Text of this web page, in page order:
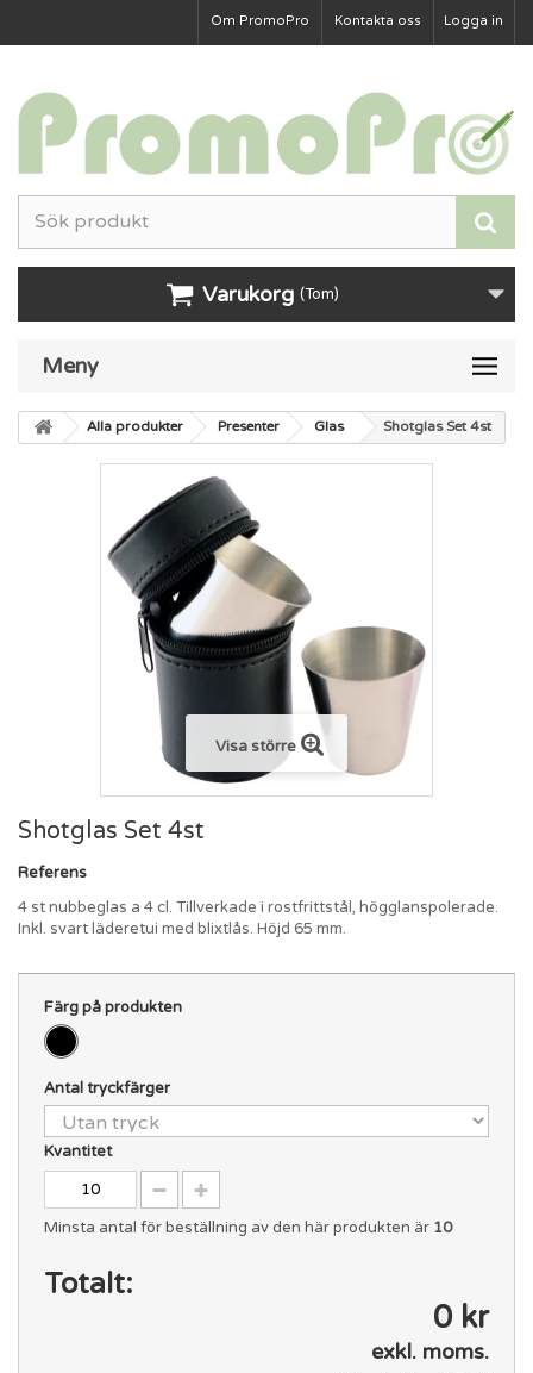
Logga in
Kontakta oss
Om PromoPro
Varukorg (Tom)
Meny
Alla produkter Presenter Glas Shotglas Set 4st
Visa större
Shotglas Set 4st
Referens
4 st nubbeglas a 4 cl. Tillverkade i rostfrittstål, högglanspolerade.
Inkl. svart läderetui med blixtlås. Höjd 65 mm.
Färg på produkten
Antal tryckfärger
Kvantitet
Minsta antal för beställning av den här produkten är 10
Totalt:
0 kr
exkl. moms.